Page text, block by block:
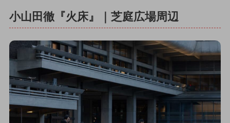
小山田徹『火床』｜芝庭広場周辺